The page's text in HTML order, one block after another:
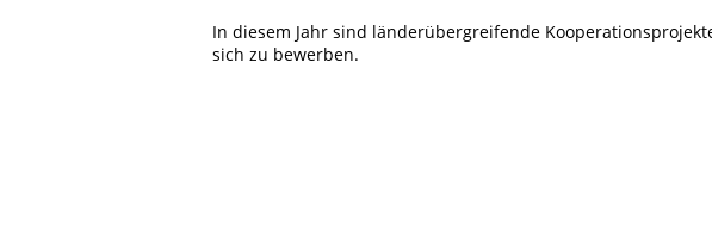
In diesem Jahr sind länderübergreifende
sich zu bewerben.